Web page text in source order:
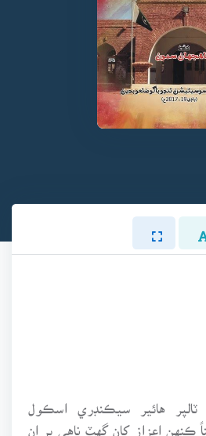
هائير سيڪنڊري اسڪول
ڪنهن اعزاز کان گهٽ ناهي پر ان